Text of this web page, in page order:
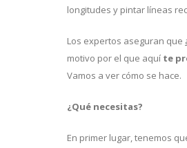
longitudes y pintar líneas
Los expertos aseguran que
motivo por el que aquí te
Vamos a ver cómo se hace.
¿Qué necesitas?
En primer lugar, tenemos